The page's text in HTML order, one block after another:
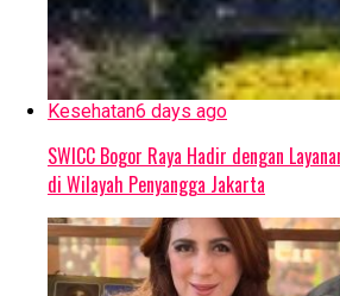
Kesehatan6 days ago
SWICC Bogor Raya Hadir dengan
di Wilayah Penyangga Jakarta